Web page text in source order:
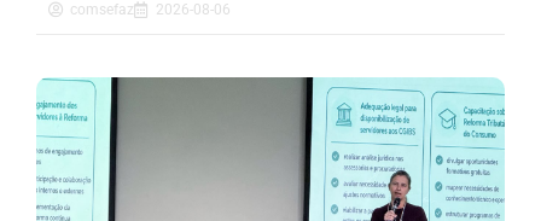
comsefaz 2026-08-06